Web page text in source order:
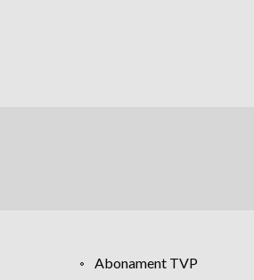
Abonament TVP